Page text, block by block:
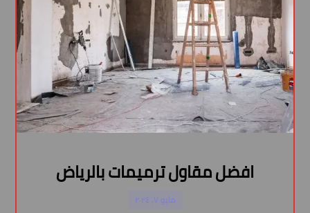
افضل مقاول ترميمات بالرياض
مايو ٧, ٢٠٢٤